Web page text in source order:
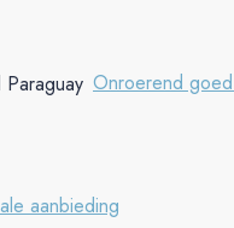
Onroerend
aanbieding